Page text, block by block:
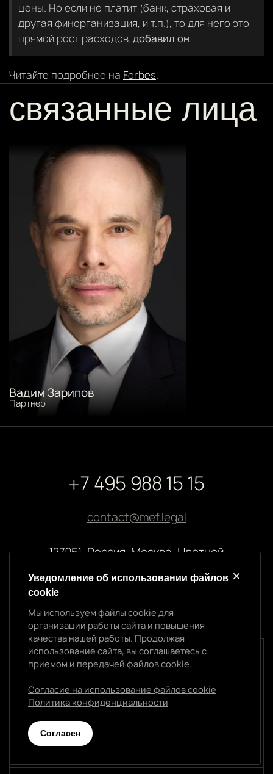
цены. Но если не платит (банк, страховая и
другая финорганизация, и т.п.), то для него это
прямой рост расходов, добавил он.
Читайте подробнее на Forbes.
связанные лица
Вадим Зарипов
Партнер
+7 495 988 15 15
contact@mef.legal
127051, Россия, Москва, Цветной
Реквизиты компании
ООО “МЭФ ЛИГАЛ”
ИНН 7704874992
ОГРН 5147746145718
Политика конфиденциальности
Уведомление об использовании cookie
работы сайта и повышения качества нашей работы.
Продолжая использование сайта, вы
cookie.
Уведомление об использовании файлов
cookie
Мы используем файлы cookie для
организации работы сайта и повышения
качества нашей работы. Продолжая
использование сайта, вы соглашаетесь с
приемом и передачей файлов cookie.
Согласие на использование файлов cookie
Политика конфиденциальности
Cогласен